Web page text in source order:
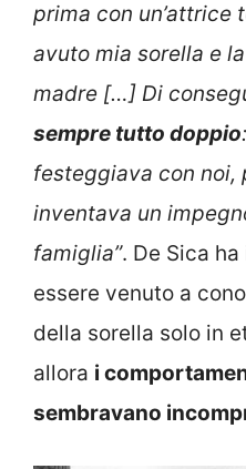
prima con un’attrice
avuto mia sorella e
madre […] Di
sempre tutto doppio
festeggiava con noi,
inventava un
famiglia”. De Sica
essere venuto a
della sorella solo in
allora i
sembravano